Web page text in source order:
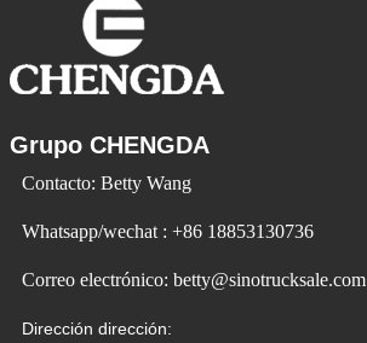
Grupo CHENGDA
Contacto: Betty Wang
Whatsapp/wechat : +86 18853130736
Correo electrónico: betty@sinotrucksale.com
Dirección dirección: